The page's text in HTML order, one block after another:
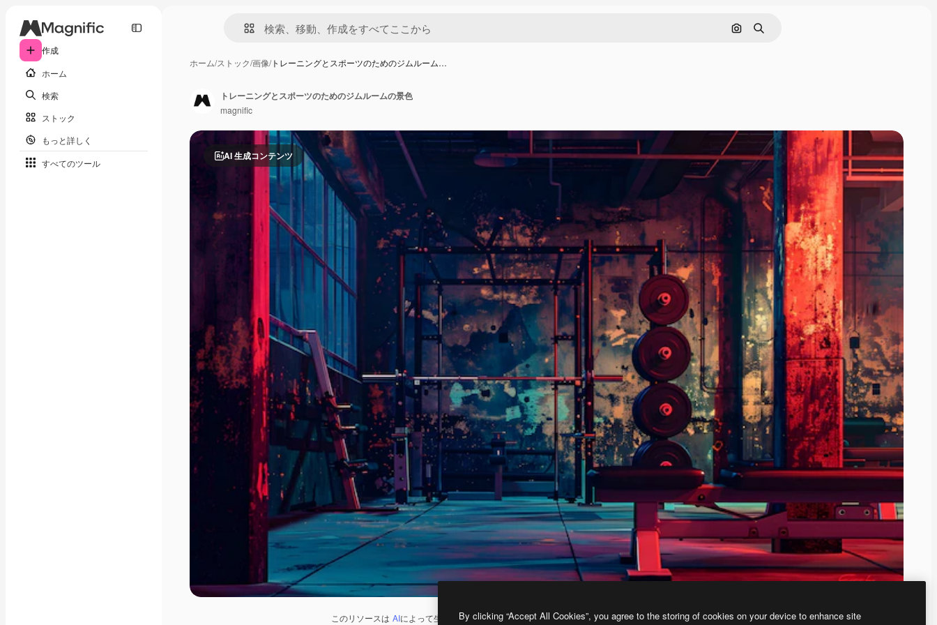
作成
ホーム
検索
ストック
もっと詳しく
すべてのツール
画像で検索
検索
ホーム/ストック/画像/トレーニングとスポーツのためのジムルーム…
AI 生成コンテンツ
このリソースは AIによって生成されたものです。 AI画像生成ツールを使うと、あなた独自の画像を作成できます。
トレーニングとスポーツのためのジムルームの景色
magnific
By clicking “Accept All Cookies”, you agree to the storing of cookies on your device to enhance site